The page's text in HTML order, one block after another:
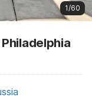
1/60